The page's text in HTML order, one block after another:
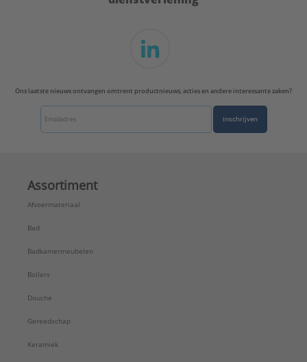
FISCHER GK GIPSPLAATPLUG
Ons laatste nieuws ontvangen omtrent productnieuws, acties en andere interessante zaken?
Inschrijven
Assortiment
Afvoermateriaal
Bad
Badkamermeubelen
Boilers
Douche
Gereedschap
Keramiek